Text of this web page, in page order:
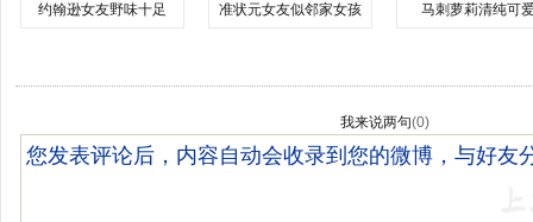
约翰逊女友野味十足 准状元女友似邻家女孩 马刺萝莉清纯可
我来说两句(0)